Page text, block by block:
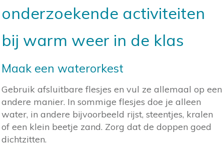
onderzoekende activiteiten
bij warm weer in de klas
Maak een waterorkest
Gebruik afsluitbare flesjes en vul ze allemaal op een
andere manier. In sommige flesjes doe je alleen
water, in andere bijvoorbeeld rijst, steentjes, kralen
of een klein beetje zand. Zorg dat de doppen goed
dichtzitten.